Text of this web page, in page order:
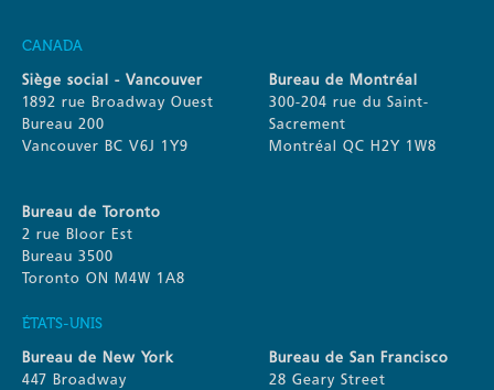
CANADA
Siège social - Vancouver
1892 rue Broadway Ouest
Bureau 200
Vancouver BC V6J 1Y9
Bureau de Montréal
300-204 rue du Saint-
Sacrement
Montréal QC H2Y 1W8
Bureau de Toronto
2 rue Bloor Est
Bureau 3500
Toronto ON M4W 1A8
ÉTATS-UNIS
Bureau de New York
447 Broadway
Bureau de San Francisco
28 Geary Street